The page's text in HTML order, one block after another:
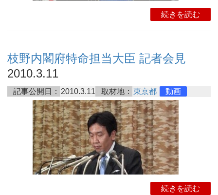
続きを読む
枝野内閣府特命担当大臣 記者会見
2010.3.11
記事公開日： 2010.3.11 取材地： 東京都 動画
続きを読む